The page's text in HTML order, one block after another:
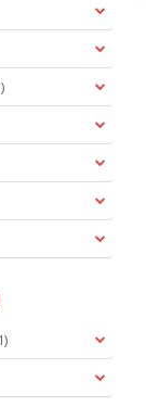
Del Cane
Digitale